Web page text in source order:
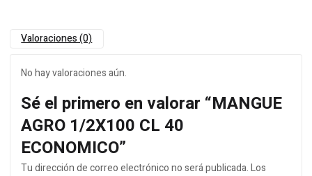
Valoraciones (0)
No hay valoraciones aún.
Sé el primero en valorar “MANGUE
AGRO 1/2X100 CL 40
ECONOMICO”
Tu dirección de correo electrónico no será publicada.Los